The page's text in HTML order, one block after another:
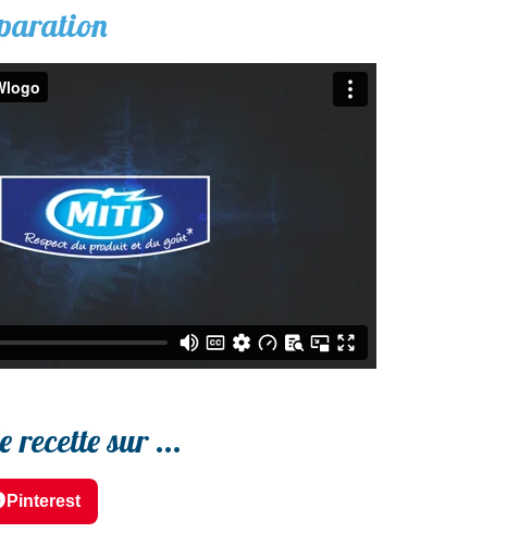
recette sur ...
Pinterest